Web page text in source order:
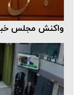
واکنش مجلس